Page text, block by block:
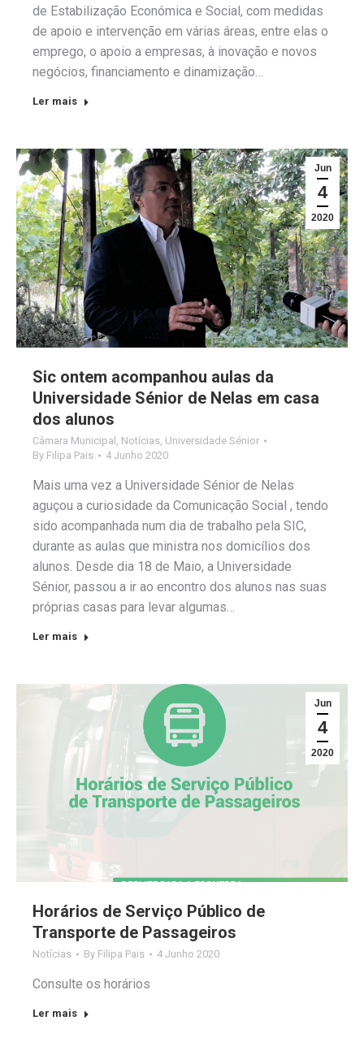
de Estabilização Económica e Social, com medidas
de apoio e intervenção em várias áreas, entre elas o
emprego, o apoio a empresas, à inovação e novos
negócios, financiamento e dinamização…
Ler mais
Jun
4
2020
Sic ontem acompanhou aulas da
Universidade Sénior de Nelas em casa
dos alunos
Câmara Municipal Notícias Universidade Sénior
By Filipa Pais 4 Junho 2020
Mais uma vez a Universidade Sénior de Nelas
aguçou a curiosidade da Comunicação Social , tendo
sido acompanhada num dia de trabalho pela SIC,
durante as aulas que ministra nos domicílios dos
alunos. Desde dia 18 de Maio, a Universidade
Sénior, passou a ir ao encontro dos alunos nas suas
próprias casas para levar algumas…
Ler mais
Jun
4
2020
Horários de Serviço Público de
Transporte de Passageiros
Notícias By Filipa Pais 4 Junho 2020
Consulte os horários
Ler mais